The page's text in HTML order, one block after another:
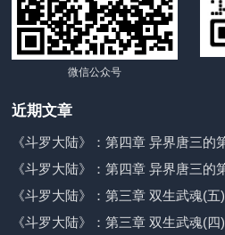
微信公众号
近期文章
《斗罗大陆》：第四章 异界唐三的
《斗罗大陆》：第四章 异界唐三的
《斗罗大陆》：第三章 双生武魂(五)
《斗罗大陆》：第三章 双生武魂(四)